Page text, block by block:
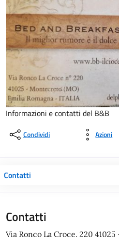
Informazioni e contatti del B&B
Condividi Azioni
Contatti
Contatti
Via Ronco La Croce, 220